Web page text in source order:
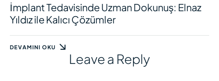
İmplant Tedavisinde Uzman Dokunuş: Elnaz
Yıldız ile Kalıcı Çözümler
DEVAMINI OKU
Leave a Reply